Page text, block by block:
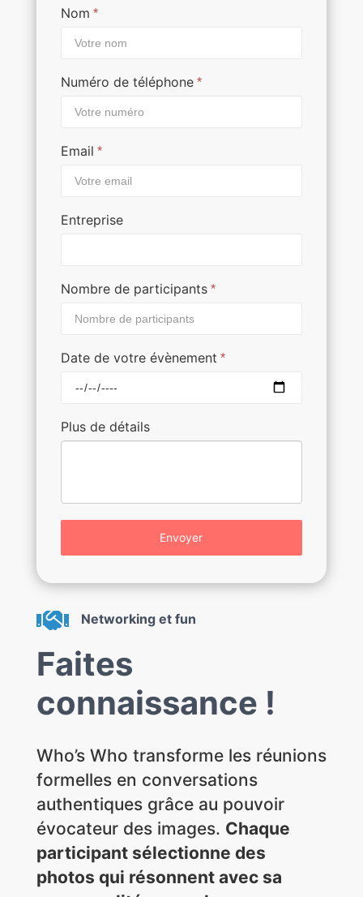
Nom *
Numéro de téléphone *
Email *
Entreprise
Nombre de participants *
Date de votre évènement *
Plus de détails
Envoyer
 Networking et fun
Faites
connaissance !
Who’s Who transforme les réunions
formelles en conversations
authentiques grâce au pouvoir
évocateur des images. Chaque
participant sélectionne des
photos qui résonnent avec sa